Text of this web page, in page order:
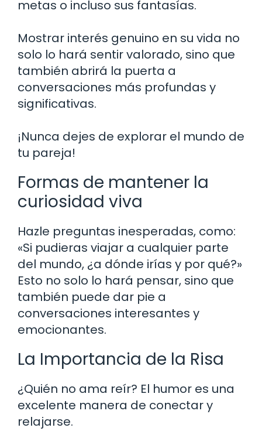
metas o incluso sus fantasías.
Mostrar interés genuino en su vida no
solo lo hará sentir valorado, sino que
también abrirá la puerta a
conversaciones más profundas y
significativas.
¡Nunca dejes de explorar el mundo de
tu pareja!
Formas de mantener la
curiosidad viva
Hazle preguntas inesperadas, como:
«Si pudieras viajar a cualquier parte
del mundo, ¿a dónde irías y por qué?»
Esto no solo lo hará pensar, sino que
también puede dar pie a
conversaciones interesantes y
emocionantes.
La Importancia de la Risa
¿Quién no ama reír? El humor es una
excelente manera de conectar y
relajarse.